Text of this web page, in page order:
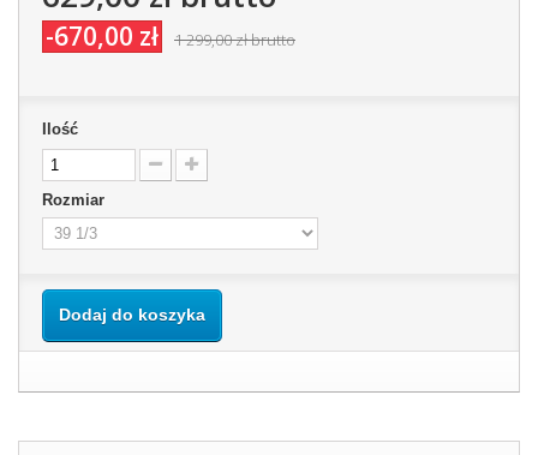
-670,00 zł 1 299,00 złbrutto
Ilość
Rozmiar
Dodaj do koszyka